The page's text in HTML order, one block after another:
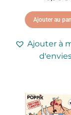
Ajouter au
Ajouter à